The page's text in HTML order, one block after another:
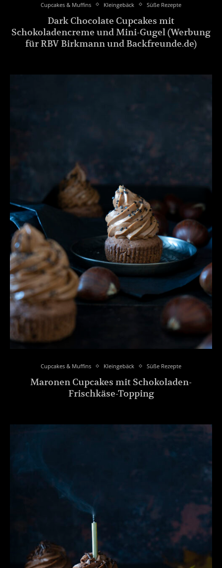
Cupcakes & Muffins Kleingebäck Süße Rezepte
Dark Chocolate Cupcakes mit
Schokoladencreme und Mini-Gugel (Werbung
für RBV Birkmann und Backfreunde.de)
Cupcakes & Muffins Kleingebäck Süße Rezepte
Maronen Cupcakes mit Schokoladen-
Frischkäse-Topping